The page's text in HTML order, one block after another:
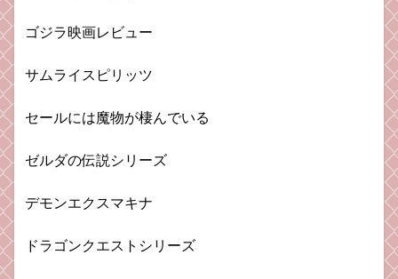
ゴジラ映画レビュー
サムライスピリッツ
セールには魔物が棲んでいる
ゼルダの伝説シリーズ
デモンエクスマキナ
ドラゴンクエストシリーズ